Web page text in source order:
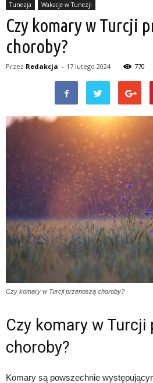
Tunezja Wakacje w Tunezji
Czy komary w Turcji
choroby?
Przez Redakcja - 17 lutego 2024 770
Czy komary w Turcji przenoszą choroby?
Czy komary w Turcji
choroby?
Komary są powszechnie